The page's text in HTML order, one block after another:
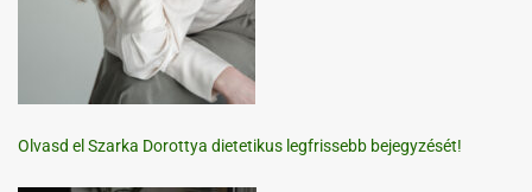
Olvasd el Szarka Dorottya dietetikus legfrissebb bejegyzését!